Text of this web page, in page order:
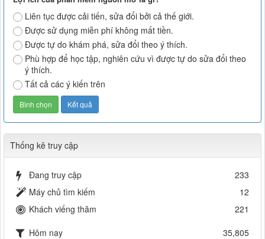
Liên tục được cải tiến, sửa đổi bởi cả thế giới.
Được sử dụng miễn phí không mất tiền.
Được tự do khám phá, sửa đổi theo ý thích.
Phù hợp để học tập, nghiên cứu vì được tự do sửa đổi theo
ý thích.
Tất cả các ý kiến trên
Thống kê truy cập
Đang truy cập
233
Máy chủ tìm kiếm
12
Khách viếng thăm
221
Hôm nay
35,805